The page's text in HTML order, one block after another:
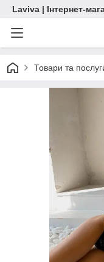
Laviva | Інтернет-
Товари та